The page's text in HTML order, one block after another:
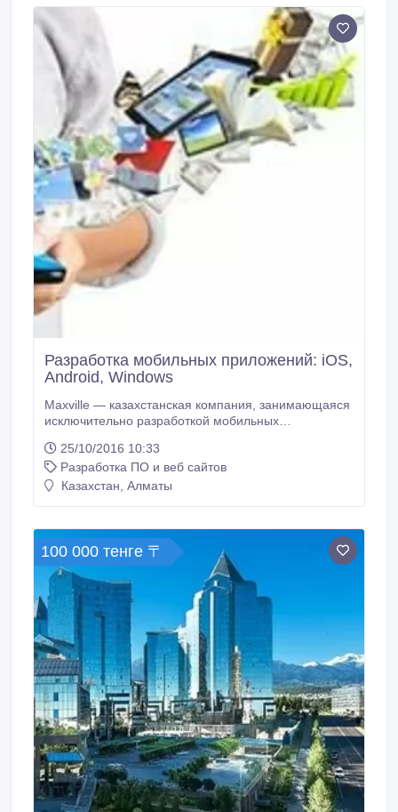
Разработка мобильных приложений: iOS,
Android, Windows
Maxville — казахстанская компания, занимающаяся
исключительно разработкой мобильных
деятельности Maxville является проектирование,
дизайн, разработка и тестировании приложений под
мобильные платформы iOS, Android и Windows.
25/10/2016 10:33
Разработка ПО и веб сайтов
Казахстан, Алматы
100 000 тенге 〒